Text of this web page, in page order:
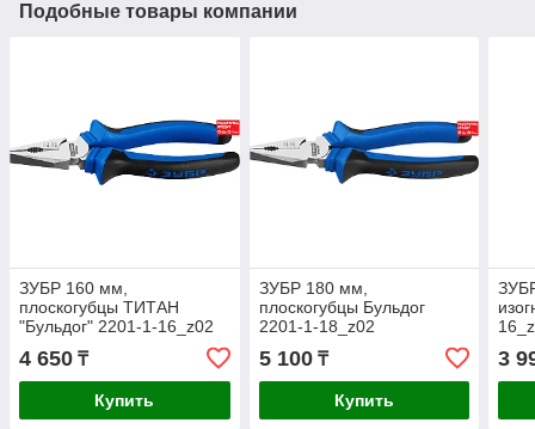
Подобные товары компании
ЗУБР 160 мм,
плоскогубцы ТИТАН
"Бульдог" 2201-1-16_z02
4 650 ₸
Купить
ЗУБР 180 мм,
плоскогубцы Бульдог
2201-1-18_z02
5 100₸
Купить
3